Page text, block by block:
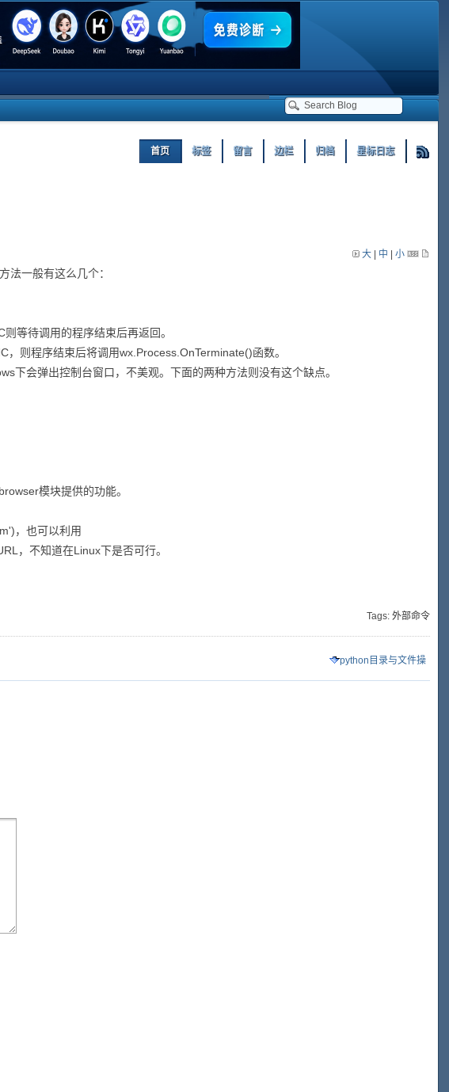
首页 标签 留言 边栏 归档 星标日志
大| 中 小
法一般有这么几个：
等待调用的程序结束后再返回。
则程序结束后将调用wx.Process.OnTerminate()函数。
下会弹出控制台窗口，不美观。下面的两种方法则没有这个缺点。
模块提供的功能。
，也可以利用
，不知道在Linux下是否可行。
Tags: 外部命令
python目录与文件操